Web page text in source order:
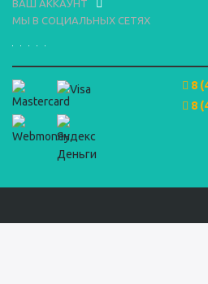
ВАШ АККАУНТ
МЫ В СОЦИАЛЬНЫХ СЕТЯХ
8
8